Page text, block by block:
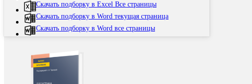
Скачать подборку в Excel Все страницы
Скачать подборку в Word текущая страница
Скачать подборку в Word все страницы